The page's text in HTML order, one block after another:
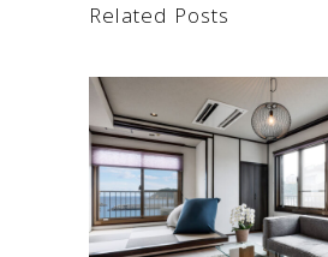
Related Posts